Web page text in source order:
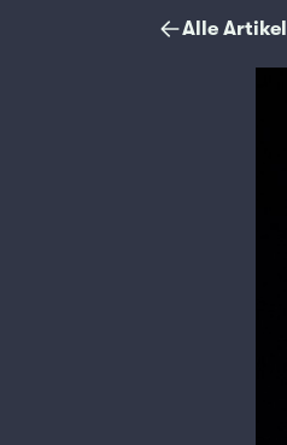
Magazin
Alle Artikel